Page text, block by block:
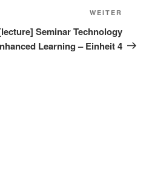
Beitrag
WEITER
Seminar Technology
Learning – Einheit 4